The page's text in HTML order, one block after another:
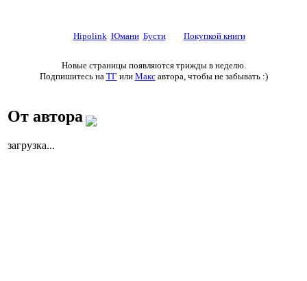
Hipolink, Юмани, Бустиили Покупкой книги
Новые страницы появляются трижды в неделю.
Подпишитесь на ТГ или Максавтора, чтобы не забывать :)
От автора
загрузка...